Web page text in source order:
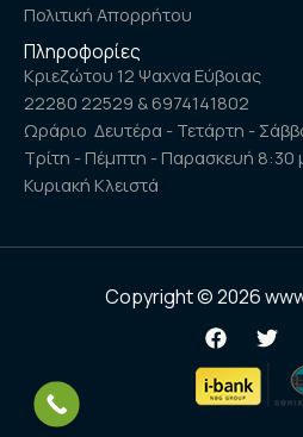
Πολιτική Απορρήτου
Πληροφορίες
Κριεζώτου 12 Ψαχνα Εύβοιας
22280 22529 & 6974141802
Ωράριο Δευτέρα - Τετάρτη -
Τρίτη - Πέμπτη - Παρασκευή 8:30
Κυριακή Κλειστά
Copyright © 2026